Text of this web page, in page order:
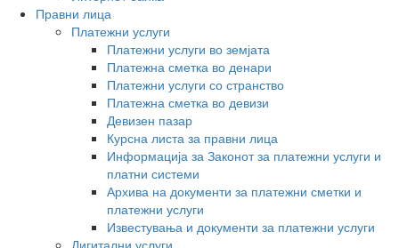
Правни лица
Платежни услуги
Платежни услуги во земјата
Платежна сметка во денари
Платежни услуги со странство
Платежна сметка во девизи
Девизен пазар
Курсна листа за правни лица
Информација за Законот за платежни услуги и
платни системи
Архива на документи за платежни сметки и
платежни услуги
Известувања и документи за платежни услуги
Дигитални услуги